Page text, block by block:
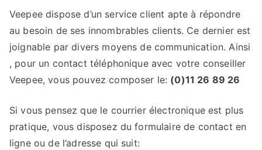
Veepee dispose d’un service client apte à répondre
au besoin de ses innombrables clients. Ce dernier est
joignable par divers moyens de communication. Ainsi
, pour un contact téléphonique avec votre conseiller
Veepee, vous pouvez composer le: (0)11 26 89 26
Si vous pensez que le courrier électronique est plus
pratique, vous disposez du formulaire de contact en
ligne ou de l’adresse qui suit: